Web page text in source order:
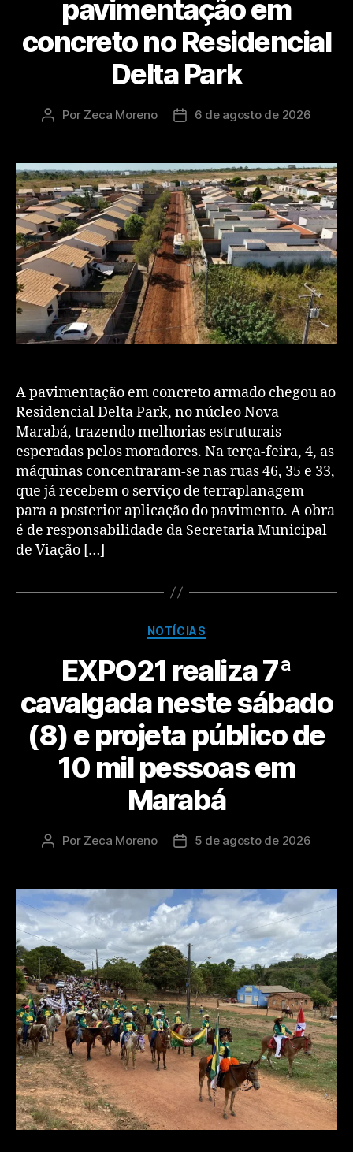
pavimentação em
concreto no Residencial
Delta Park
Por Zeca Moreno 6 de agosto de 2026
A pavimentação em concreto armado chegou ao
Residencial Delta Park, no núcleo Nova
Marabá, trazendo melhorias estruturais
esperadas pelos moradores. Na terça-feira, 4, as
máquinas concentraram-se nas ruas 46, 35 e 33,
que já recebem o serviço de terraplanagem
para a posterior aplicação do pavimento. A obra
é de responsabilidade da Secretaria Municipal
de Viação […]
NOTÍCIAS
EXPO21 realiza 7ª
cavalgada neste sábado
(8) e projeta público de
10 mil pessoas em
Marabá
Por Zeca Moreno 5 de agosto de 2026